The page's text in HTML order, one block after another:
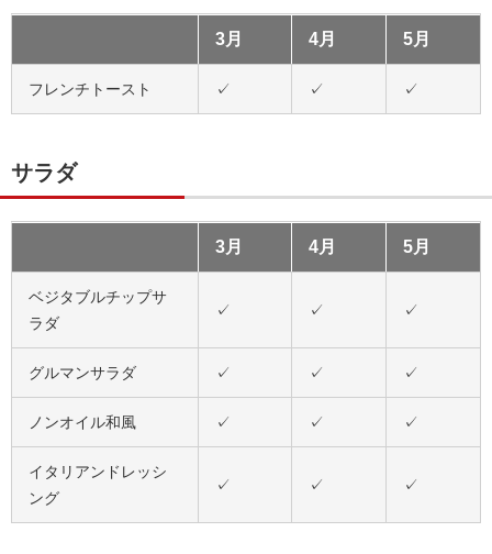
3月 4月 5月
フレンチトースト ✓ ✓ ✓
サラダ
3月 4月 5月
ベジタブルチップサ
ラダ
✓ ✓ ✓
グルマンサラダ ✓ ✓ ✓
ノンオイル和風 ✓ ✓ ✓
イタリアンドレッシ
ング
✓ ✓ ✓